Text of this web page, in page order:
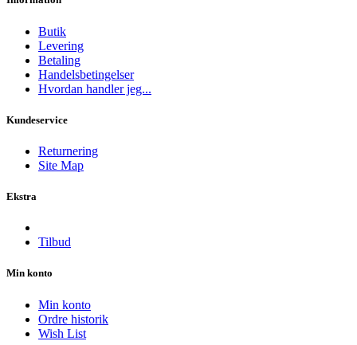
Butik
Levering
Betaling
Handelsbetingelser
Hvordan handler jeg...
Kundeservice
Returnering
Site Map
Ekstra
Tilbud
Min konto
Min konto
Ordre historik
Wish List